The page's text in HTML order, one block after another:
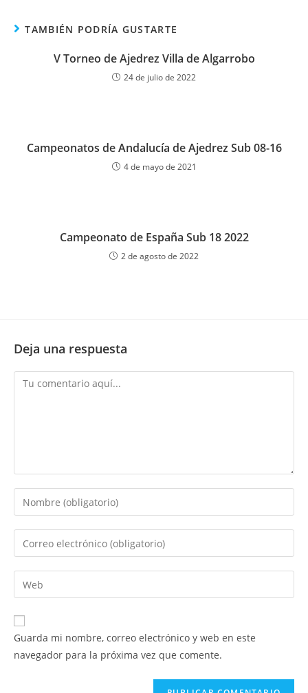
TAMBIÉN PODRÍA GUSTARTE
V Torneo de Ajedrez Villa de Algarrobo
24 de julio de 2022
Campeonatos de Andalucía de Ajedrez Sub 08-16
4 de mayo de 2021
Campeonato de España Sub 18 2022
2 de agosto de 2022
Deja una respuesta
Comentario
Introduce
tu
nombre
de
usuario
para
comentar
Introduce
tu
dirección
de
electrónico
para
comentar
Introduce
la
URL
de
Guarda mi nombre, correo electrónico y web en este
navegador para la próxima vez que comente.